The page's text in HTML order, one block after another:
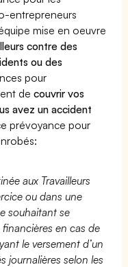
entrepreneurs
mise en oeuvre
contre des
ou des
pour
decouvrir vos
avez un accident
prévoyance pour
aux Travailleurs
ou dans une
souhaitant se
en cas de
le versement d’un
journalières selon les